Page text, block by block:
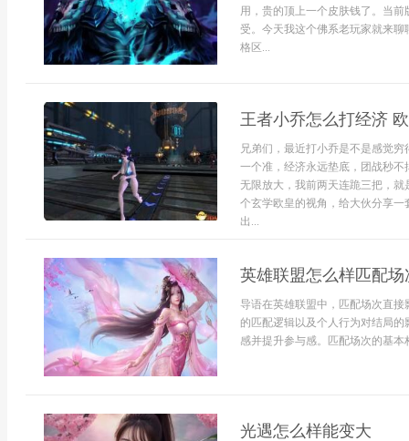
用，贵的顶上一个皮肤钱了。当
受。今天我这个佛系老玩家就来
格区...
王者小乔怎么打经济
兄弟们，最近打小乔是不是感觉
一个准，经济永远垫底，团战秒
无限放大，我前两天连跪三把，
个玄学欧皇的视角，给大伙分享
出...
英雄联盟怎么样匹配场
导语在英雄联盟中，匹配场次直
的匹配逻辑以及个人行为对结局
感并提升参与感。匹配场次的基
光遇怎么样能变大